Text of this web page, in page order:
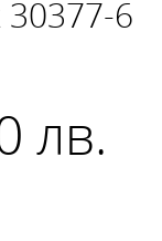
6
лв.